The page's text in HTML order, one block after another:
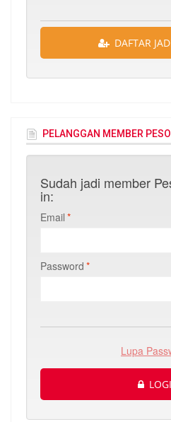
DAFTAR
PELANGGAN MEMBER
Sudah jadi member
in:
*
Email
*
Password
Lupa